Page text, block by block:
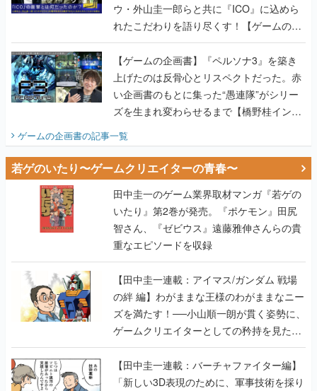
ウ・外山圭一郎らと共に『ICO』に込めら
れたこだわりを語り尽くす！【ゲームの企
画書】
【ゲームの企画書】『ペルソナ3』を築き
上げたのは反骨心とリスペクトだった。赤
い企画書のもとに集った“愚連隊”がシリー
ズを生まれ変わらせるまで【橋野桂インタ
ビュー】
ゲームの企画書の記事一覧
若ゲのいたり〜ゲームクリエイターの青春〜
田中圭一のゲーム業界取材マンガ『若ゲの
いたり』第2巻が発売。『ポケモン』田尻
智さん、『ゼビウス』遠藤雅伸さんらの貴
重なエピソードを収録
【田中圭一連載：アイマス/ガンダム 戦場
の絆 編】わがままな王様のわがままなニー
ズを満たす！──小山順一朗が貫く姿勢に、
ゲームクリエイターとしての矜持を見た
【若ゲのいたり最終回】
【田中圭一連載：バーチャファイター編】
「新しい3D表現のために、軍事技術を採り